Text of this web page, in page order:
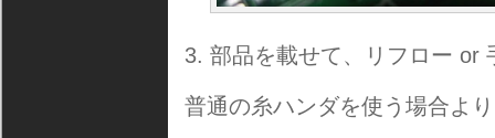
部品を載せて、リフロー or
普通の糸ハンダを使う場合よ